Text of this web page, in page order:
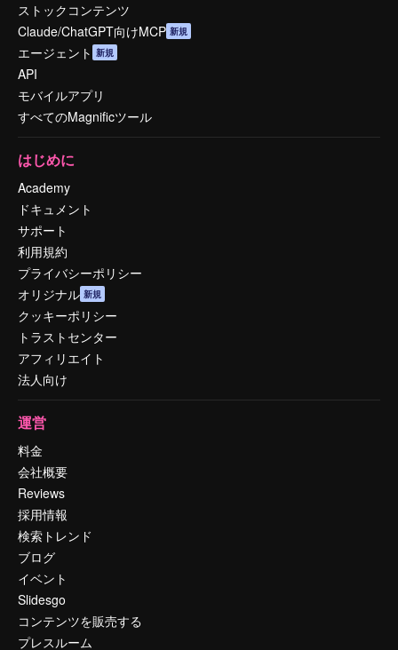
ストックコンテンツ
Claude/ChatGPT向けMCP 新規
エージェント 新規
API
モバイルアプリ
すべてのMagnificツール
はじめに
Academy
ドキュメント
サポート
利用規約
プライバシーポリシー
オリジナル 新規
クッキーポリシー
トラストセンター
アフィリエイト
法人向け
運営
料金
会社概要
Reviews
採用情報
検索トレンド
ブログ
イベント
Slidesgo
コンテンツを販売する
プレスルーム